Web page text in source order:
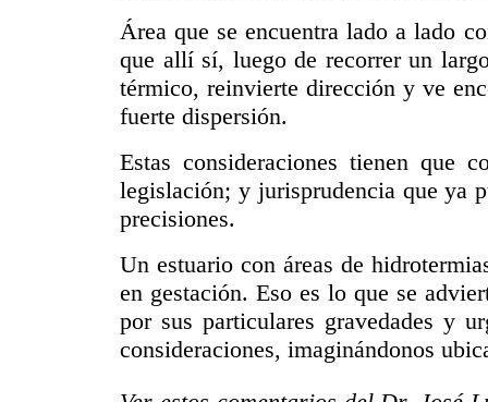
Área que se encuentra lado a lado
que allí sí, luego de recorrer un
térmico, reinvierte dirección y ve
fuerte dispersión.
Estas consideraciones tienen que
legislación; y jurisprudencia que ya
precisiones.
Un estuario con áreas de
en gestación. Eso es lo que se
por sus particulares gravedades y
consideraciones, imaginándonos